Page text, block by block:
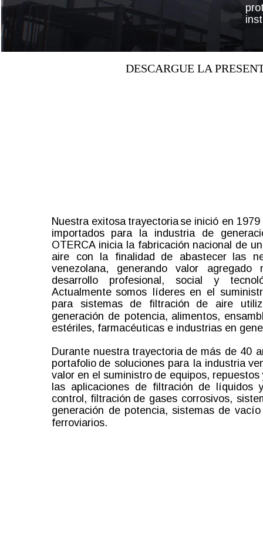
Nuestra exitosa trayectoriase inició en 1979
importados para la industria de
OTERCA inicia la fabricación nacional de
aire
con la finalidad de abastecer las
venezolana,
generando valor agregado
desarrollo
profesional, social y
Actualmente somos líderes en el
para
sistemas de filtración de aire
generación de potencia, alimentos,
estériles, farmacéuticas e industrias en
Durante nuestra trayectoria de más de 40
portafolio de soluciones para la industria
valor en el suministro de equipos, repuestos
las aplicaciones de filtración de líquidos y
control, filtración de gases corrosivos,
generación de potencia, sistemas de vacío
ferroviarios.
DESCARGUE LA